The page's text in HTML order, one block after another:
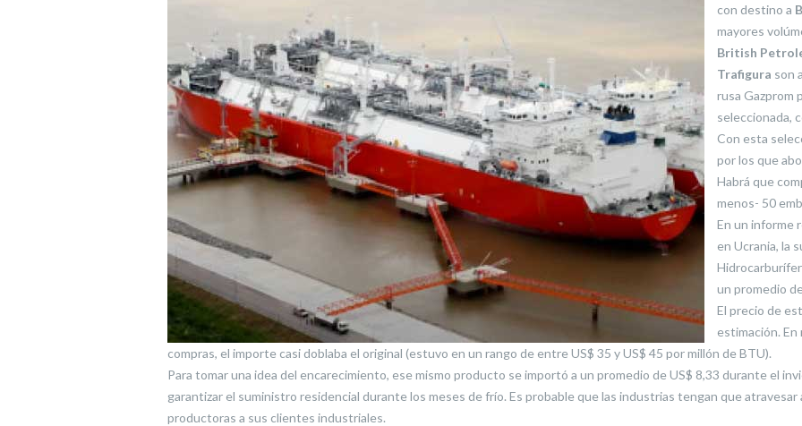
con destino a
mayores
British
Trafigura son
rusa Gazprom
seleccionada,
Con esta
por los que
Habrá que
menos- 50
En un informe
en Ucrania, la
un promedio
El precio de
estimación. En
compras, el importe casi doblaba el original (estuvo en un rango de entre US$ 35 y US$ 45 por millón de BTU).
Para tomar una idea del encarecimiento, ese mismo producto se importó a un promedio de US$ 8,33 durante el
garantizar el suministro residencial durante los meses de frío. Es probable que las industrias tengan que
productoras a sus clientes industriales.